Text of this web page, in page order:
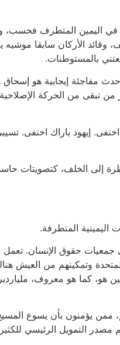
العنصريون والفاشيون العاديون في
وقائد الأركان سابقا
بالمستوطنات.
من أحدث مفاجئة إيجابية هو
من تبقى من الحركة
62 الباقون؟ لقد اختبئوا. بنيامين نتنياهو
إلى الخلف، كتصويتات
المتطرفة.
جمعيات حقوق الإنسان.
وتمكينهم من العيش
هو، كما هو معروف،
ممن يؤمنون بأن يسوع
مصدر التمويل الرئيسي